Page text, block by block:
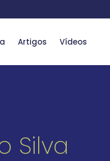
Artigos Vídeos
Silva